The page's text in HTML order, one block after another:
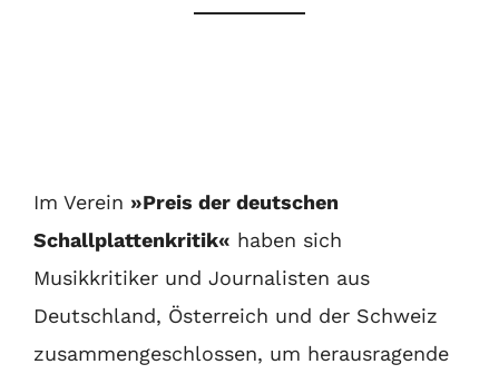
Im Verein »Preis der deutschen
Schallplattenkritik« haben sich
Musikkritiker und Journalisten aus
Deutschland, Österreich und der Schweiz
zusammengeschlossen, um herausragende